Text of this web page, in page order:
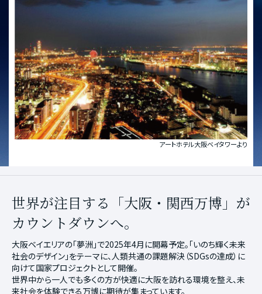
アートホテル大阪ベイタワーより
世界が注目する「大阪・関西万博」が
カウントダウンへ。
大阪ベイエリアの「夢洲」で2025年4月に開幕予定。「いのち輝く未来
社会のデザイン」をテーマに、人類共通の課題解決（SDGsの達成）に
向けて国家プロジェクトとして開催。
世界中から一人でも多くの方が快適に大阪を訪れる環境を整え、未
来社会を体験できる万博に期待が集まっています。